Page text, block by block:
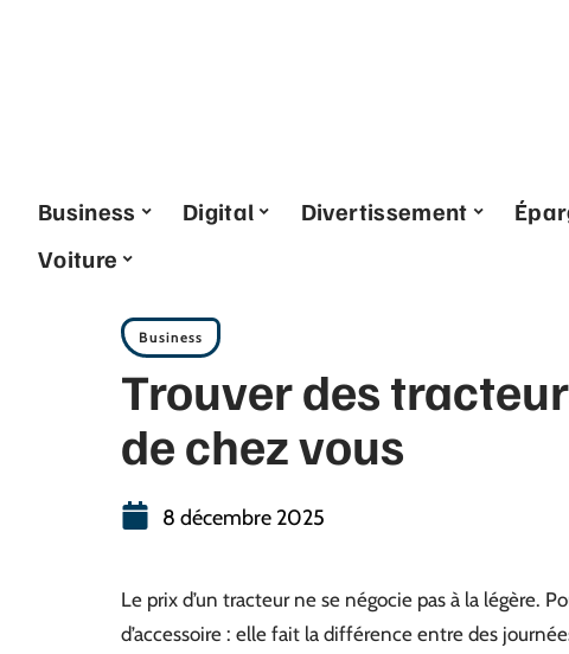
Business Digital Divertissement
Voiture
Business
Trouver des
de chez vous
8 décembre 2025
Le prix d’un tracteur ne se négocie pas à la légère.
d’accessoire : elle fait la différence entre des